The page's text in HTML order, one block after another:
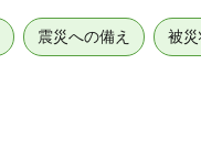
震災への備え 被災